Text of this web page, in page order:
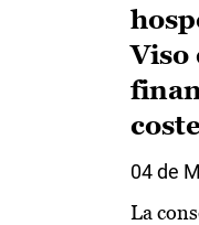
Viso
04 de
La